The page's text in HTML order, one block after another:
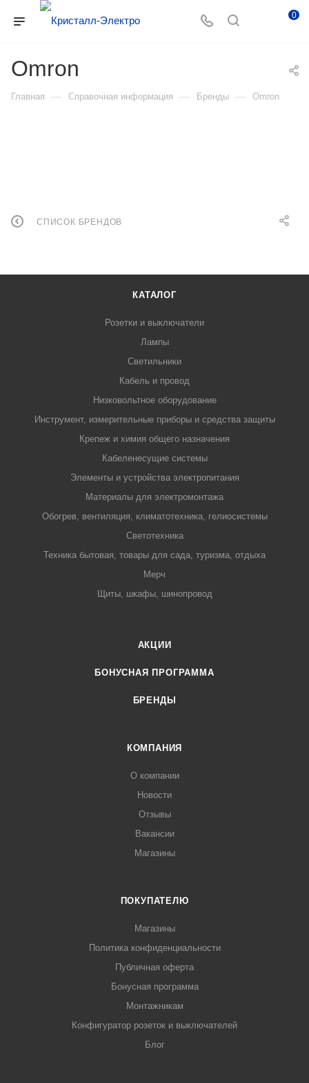
0
Omron
Главная — Справочная информация — Бренды — Omron
СПИСОК БРЕНДОВ
КАТАЛОГ
Розетки и выключатели
Лампы
Светильники
Кабель и провод
Низковольтное оборудование
Инструмент, измерительные приборы и средства защиты
Крепеж и химия общего назначения
Кабеленесущие системы
Элементы и устройства электропитания
Материалы для электромонтажа
Обогрев, вентиляция, климатотехника, гелиосистемы
Светотехника
Техника бытовая, товары для сада, туризма, отдыха
Мерч
Щиты, шкафы, шинопровод
АКЦИИ
БОНУСНАЯ ПРОГРАММА
БРЕНДЫ
КОМПАНИЯ
О компании
Новости
Отзывы
Вакансии
Магазины
ПОКУПАТЕЛЮ
Магазины
Политика конфиденциальности
Публичная оферта
Бонусная программа
Монтажникам
Конфигуратор розеток и выключателей
Блог